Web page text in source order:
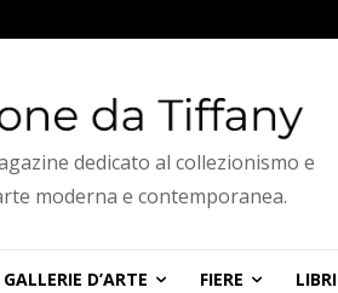
dedicato al collezionismo e
moderna e contemporanea.
GALLERIE D’ARTE FIERE LIBRI